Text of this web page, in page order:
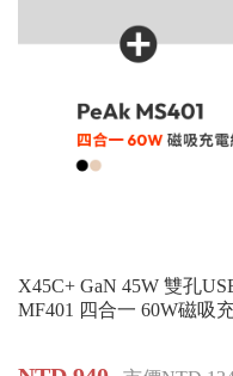
X45C+ GaN 45W 雙孔
MF401 四合一 60W磁吸